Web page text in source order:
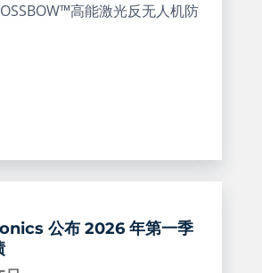
高能激光反无人机防
公布 2026 年第一季